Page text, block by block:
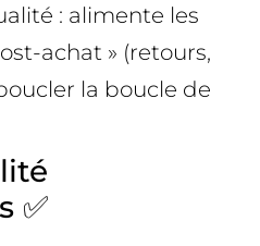
: alimente les
achat » (retours,
la boucle de
✅